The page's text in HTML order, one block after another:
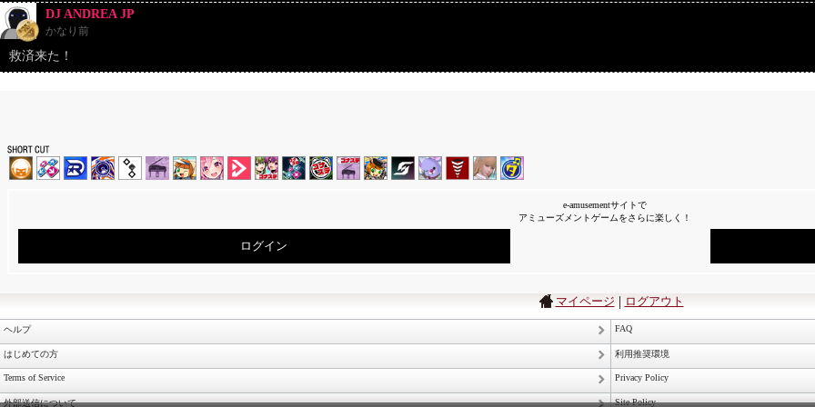
DJ ANDREA JP
かなり前
救済来た！
e-amusementサイトで
アミューズメントゲームをさらに楽しく！
ログイン
マイページ | ログアウト
ヘルプ FAQ
はじめての方 利用推奨環境
Terms of Service Privacy Policy
外部送信について Site Policy